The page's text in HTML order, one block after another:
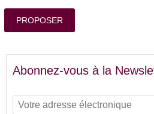
PROPOSER
Abonnez-vous à la